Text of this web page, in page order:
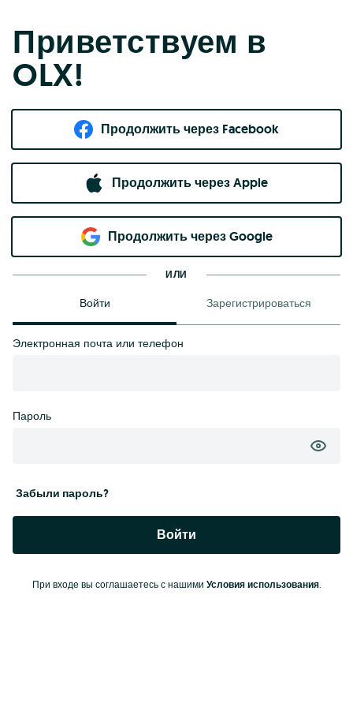
Приветствуем в
OLX!
Продолжить через Facebook
Продолжить через Apple
Продолжить через Google
ИЛИ
Войти Зарегистрироваться
Электронная почта или телефон
Пароль
Забыли пароль?
Войти
При входе вы соглашаетесь с нашими Условия использования.